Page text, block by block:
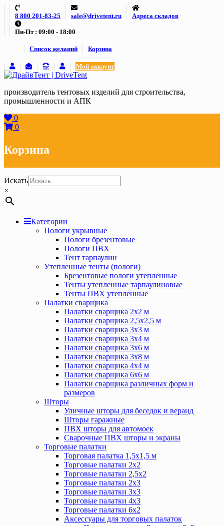
Skip
content
8 800 201-83-25 sale@drivetent.ru Адреса складов
Пн-Пт : 09:00 - 18:00
Список желаний Корзина
Мой аккаунт
производитель тентовых изделий для строительства,
промышленности и АПК
0
0
Корзина
Искать
×
Категории
Пологи укрывные
Пологи брезентовые
Пологи ПВХ
Тент тарпаулин
Утепленные тенты (пологи)
Брезентовые пологи утепленные
Тенты утепленные тарпаулиновые
Тенты ПВХ утепленные
Палатки сварщика
Палатки сварщика 2х2 м
Палатки сварщика 2,5х2,5 м
Палатки сварщика 3х3 м
Палатки сварщика 3х4 м
Палатки сварщика 3х6 м
Палатки сварщика 3х8 м
Палатки сварщика 4х4 м
Палатки сварщика 6х6 м
Палатки сварщика различных форм и
размеров
Шторы
Уличные шторы для беседок и веранд
Шторы гаражные
ПВХ шторы для автомоек
Сварочные ПВХ шторы и экраны
Торговые палатки
Торговая палатка 1,5х1,5 м
Торговые палатки 2х2
Торговые палатки 2,5х2
Торговые палатки 2х3
Торговые палатки 3х3
Торговые палатки 4х3
Торговые палатки 6х2
Аксессуары для торговых палаток